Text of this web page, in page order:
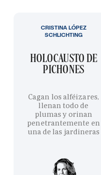
HOLOCAUSTO DE
PICHONES
Cagan los alféizares,
llenan todo de
plumas y orinan
penetrantemente en
una de las jardineras
CRISTINA LÓPEZ
SCHLICHTING